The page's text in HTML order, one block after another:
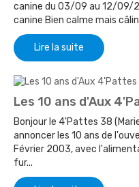
canine du 03/09 au 12/09/
canine Bien calme mais
Lire la suite
Les 10 ans d'Aux
Bonjour le 4'Pattes 38
annoncer les 10 ans de
Février 2003, avec
fur...